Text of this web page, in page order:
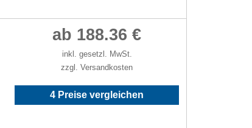
ab 188.36 €
inkl. gesetzl. MwSt.
zzgl. Versandkosten
4 Preise vergleichen